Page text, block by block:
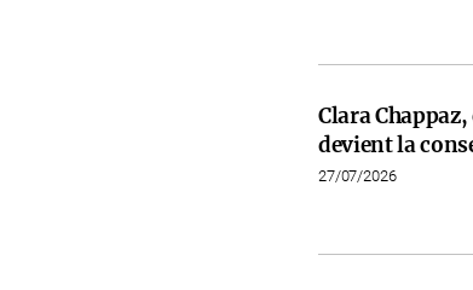
Clara
devient la
27/07/2026